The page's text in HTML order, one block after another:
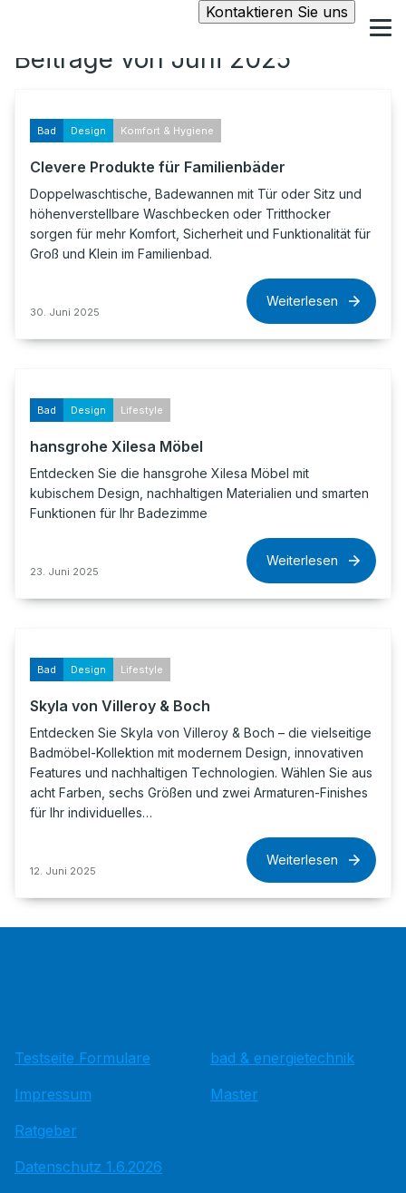
Kontaktieren Sie uns
Beiträge von Juni 2025
Bad Design Komfort & Hygiene
Clevere Produkte für Familienbäder
Doppelwaschtische, Badewannen mit Tür oder Sitz und
höhenverstellbare Waschbecken oder Tritthocker
sorgen für mehr Komfort, Sicherheit und Funktionalität für
Groß und Klein im Familienbad.
30. Juni 2025
Weiterlesen
Bad Design Lifestyle
hansgrohe Xilesa Möbel
Entdecken Sie die hansgrohe Xilesa Möbel mit
kubischem Design, nachhaltigen Materialien und smarten
Funktionen für Ihr Badezimme
23. Juni 2025
Weiterlesen
Bad Design Lifestyle
Skyla von Villeroy & Boch
Entdecken Sie Skyla von Villeroy & Boch – die vielseitige
Badmöbel-Kollektion mit modernem Design, innovativen
Features und nachhaltigen Technologien. Wählen Sie aus
acht Farben, sechs Größen und zwei Armaturen-Finishes
für Ihr individuelles…
12. Juni 2025
Weiterlesen
Testseite Formulare
Impressum
Ratgeber
Datenschutz 1.6.2026
bad & energietechnik
Master